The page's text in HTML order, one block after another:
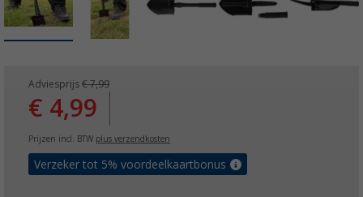
Adviesprijs € 7,99
€ 4,99
Prijzen incl. BTW plus verzendkosten
Verzeker tot 5% voordeelkaartbonus